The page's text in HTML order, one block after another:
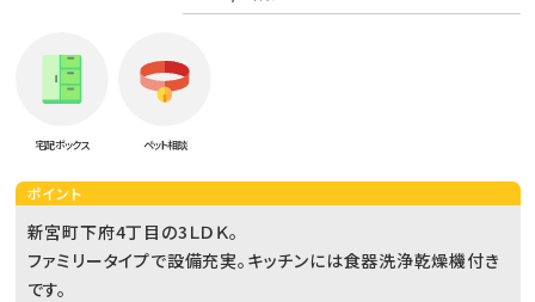
宅配ボックス ペット相談
ポイント
新宮町下府4丁目の3ＬＤＫ。
ファミリータイプで設備充実。キッチンには食器洗浄乾燥機付き
です。